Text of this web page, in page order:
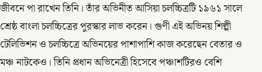
জীবনে পা রাখেন তিনি। তাঁর অভিনীত আসিয়া চলচ্চিত্রটি ১৯৬১ সালে
শ্রেষ্ঠ বাংলা চলচ্চিত্রের পুরস্কার লাভ করেন। গুণী এই অভিনয় শিল্পী
টেলিভিশন ও চলচ্চিত্রে অভিনয়ের পাশাপাশি কাজ করেছেন বেতার ও
মঞ্চ নাটকেও। তিনি প্রধান অভিনেত্রী হিসেবে পঞ্চাশটিরও বেশি